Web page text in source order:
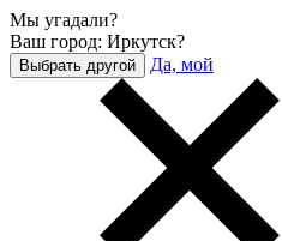
Мы угадали?
Ваш город: Иркутск?
Выбрать другой Да, мой